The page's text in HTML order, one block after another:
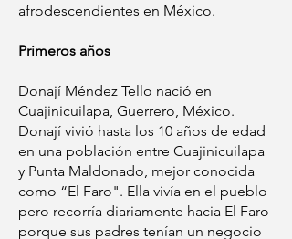
afrodescendientes en México.
Primeros años
Donají Méndez Tello nació en
Cuajinicuilapa, Guerrero, México.
Donají vivió hasta los 10 años de edad
en una población entre Cuajinicuilapa
y Punta Maldonado, mejor conocida
como “El Faro". Ella vivía en el pueblo
pero recorría diariamente hacia El Faro
porque sus padres tenían un negocio